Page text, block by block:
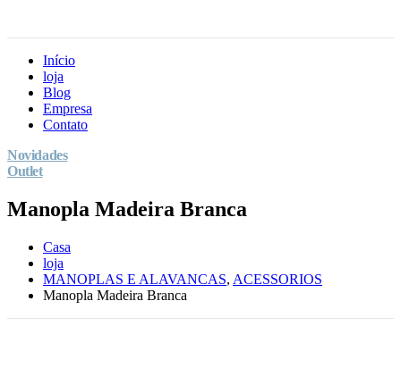
Início
loja
Blog
Empresa
Contato
Novidades
Outlet
Manopla Madeira Branca
Casa
loja
MANOPLAS E ALAVANCAS, ACESSORIOS
Manopla Madeira Branca